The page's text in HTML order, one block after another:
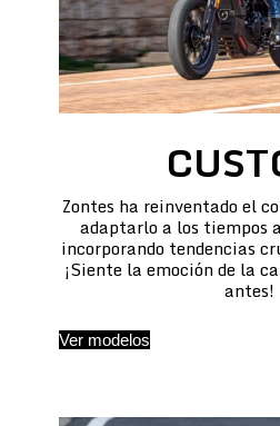
Zontes ha reinventado el
adaptarlo a los tiempos
incorporando tendencias
¡Siente la emoción de la
antes!
Ver modelos